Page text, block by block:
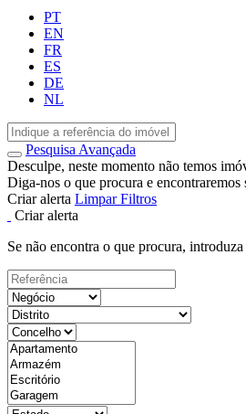
PT
EN
FR
ES
DE
NL
Pesquisa Avançada
Desculpe, neste momento não temos
Diga-nos o que procura e encontraremos
Criar alerta Limpar Filtros
Criar alerta
Se não encontra o que procura,